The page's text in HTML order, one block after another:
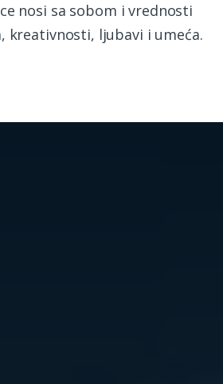
nosi sa sobom i vrednosti
kreativnosti, ljubavi i umeća.